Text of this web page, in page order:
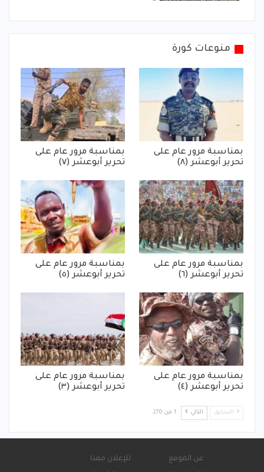
منوعات كورة
بمناسبة مرور عام على
تحرير أبوعشر (٨)
بمناسبة مرور عام على
تحرير أبوعشر (٧)
بمناسبة مرور عام على
تحرير أبوعشر (٦)
بمناسبة مرور عام على
تحرير أبوعشر (٥)
بمناسبة مرور عام على
تحرير أبوعشر (٤)
بمناسبة مرور عام على
تحرير أبوعشر (٣)
السابق التالي 1 من 270
عن الموقع
للإعلان معنا